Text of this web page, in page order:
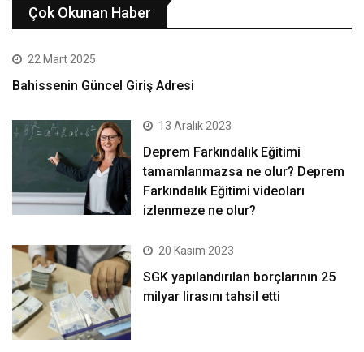
Çok Okunan Haber
22 Mart 2025
Bahissenin Güncel Giriş Adresi
13 Aralık 2023
Deprem Farkındalık Eğitimi
tamamlanmazsa ne olur? Deprem
Farkındalık Eğitimi videoları
izlenmeze ne olur?
20 Kasım 2023
SGK yapılandırılan borçlarının 25
milyar lirasını tahsil etti